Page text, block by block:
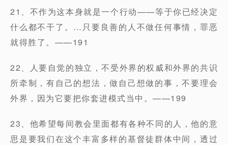
21、不作为这本身就是一个行动——等于你已经决定
什么都不干了。…只要良善的人不做任何事情，罪恶
就得胜了。——191
22、人要自觉的独立，不受外界的权威和外界的共识
所牵制，有自己的想法，做自己想做的事，不要理会
外界，因为它要把你套进模式当中。——199
23、他希望每间教会里面都有各种不同的人，他的意
思是要我们在这个丰富多样的基督徒群体中间，透过